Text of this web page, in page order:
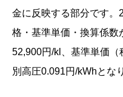
金に反映する部分です。
格・基準単価・換算係数
52,900円/kl、基準単価
別高圧0.091円/kWhとな